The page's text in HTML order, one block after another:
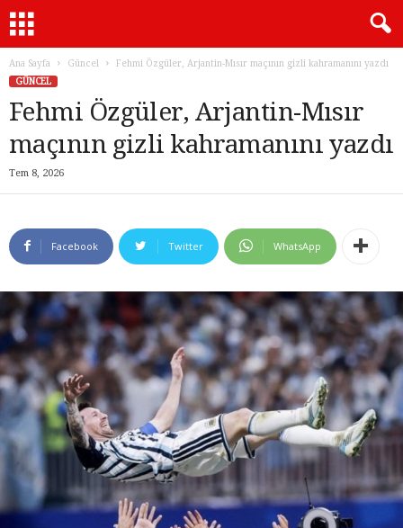
Ana Sayfa Güncel
Fehmi Özgüler, Arjantin-Mısır maçının gizli kahramanını yazdı
GÜNCEL
Fehmi Özgüler, Arjantin-Mısır
maçının gizli kahramanını yazdı
Tem 8, 2026
Facebook Twitter WhatsApp